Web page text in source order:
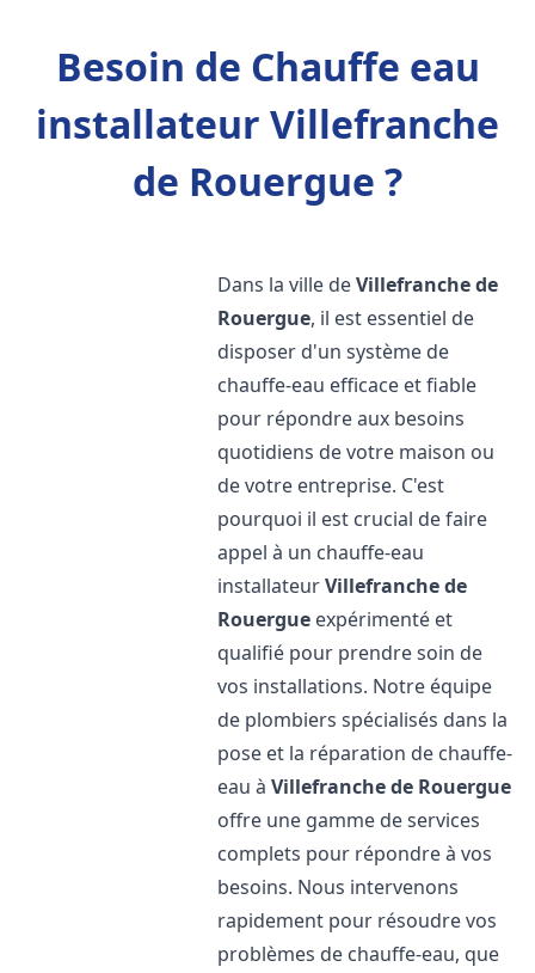
Besoin de Chauffe eau
installateur Villefranche
de Rouergue ?
Dans la ville deVillefranche de
Rouergue, il est essentiel de
disposer d'un système de
chauffe-eau efficace et fiable
pour répondre aux besoins
quotidiens de votre maison ou
de votre entreprise. C'est
pourquoi il est crucial de faire
appel à un chauffe-eau
installateurVillefranche de
Rouergue expérimenté et
qualifié pour prendre soin de
vos installations. Notre équipe
de plombiers spécialisés dans la
pose et la réparation de chauffe-
eau àVillefranche de Rouergue
offre une gamme de services
complets pour répondre à vos
besoins. Nous intervenons
rapidement pour résoudre vos
problèmes de chauffe-eau, que